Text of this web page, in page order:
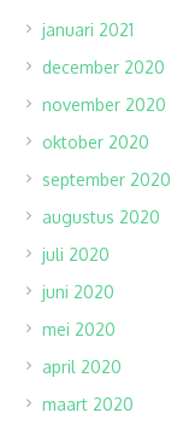
januari 2021
december 2020
november 2020
oktober 2020
september 2020
augustus 2020
juli 2020
juni 2020
mei 2020
april 2020
maart 2020